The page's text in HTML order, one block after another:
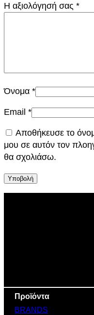
.
τ
Η αξιολόγησή σας *
Όνομα *
Email *
Αποθήκευσε το
μου σε αυτόν τον
θα σχολιάσω.
Προϊόντα
BRANDS